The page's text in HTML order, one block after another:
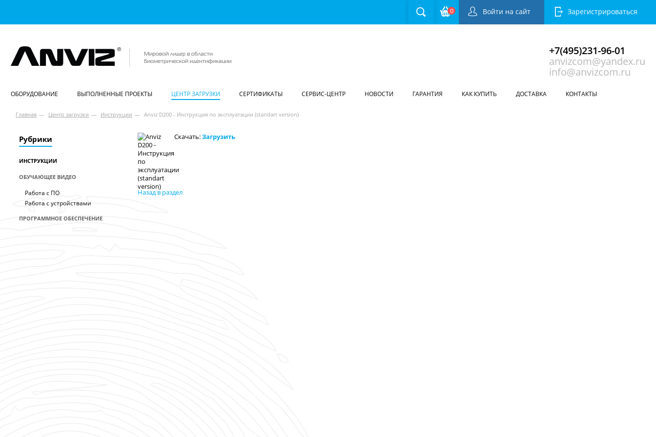
0 Войти на сайт Зарегистрироваться
ОБОРУДОВАНИЕ ВЫПОЛНЕННЫЕ ПРОЕКТЫ ЦЕНТР ЗАГРУЗКИ СЕРТИФИКАТЫ СЕРВИС-ЦЕНТР НОВОСТИ ГАРАНТИЯ КАК КУПИТЬ ДОСТАВКА КОНТАКТЫ
+7(495)231-96-01
anvizcom@yandex.ru
info@anvizcom.ru
Главная — Центр загрузки — Инструкции — Anviz D200 - Инструкция по эксплуатации (standart version)
Рубрики
ИНСТРУКЦИИ
ОБУЧАЮЩЕЕ ВИДЕО
Работа с ПО
Работа с устройствами
ПРОГРАММНОЕ ОБЕСПЕЧЕНИЕ
Скачать:Загрузить
Назад в раздел